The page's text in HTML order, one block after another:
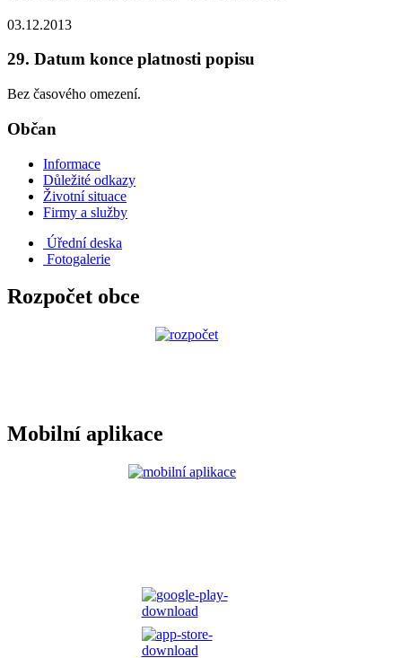
03.12.2013
29. Datum konce platnosti popisu
Bez časového omezení.
Občan
Informace
Důležité odkazy
Životní situace
Firmy a služby
Úřední deska
Fotogalerie
Rozpočet obce
Mobilní aplikace